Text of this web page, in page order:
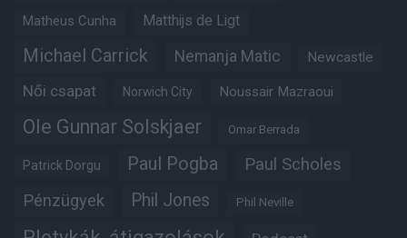
Matheus Cunha Matthijs de Ligt
Michael Carrick Nemanja Matic Newcastle
Női csapat Norwich City Noussair Mazraoui
Ole Gunnar Solskjaer Omar Berrada
Patrick Dorgu Paul Pogba Paul Scholes
Pénzügyek Phil Jones Phil Neville